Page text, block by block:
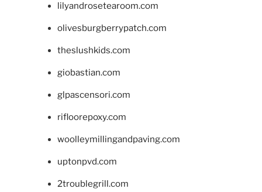
lilyandrosetearoom.com
olivesburgberrypatch.com
theslushkids.com
giobastian.com
glpascensori.com
rifloorepoxy.com
woolleymillingandpaving.com
uptonpvd.com
2troublegrill.com